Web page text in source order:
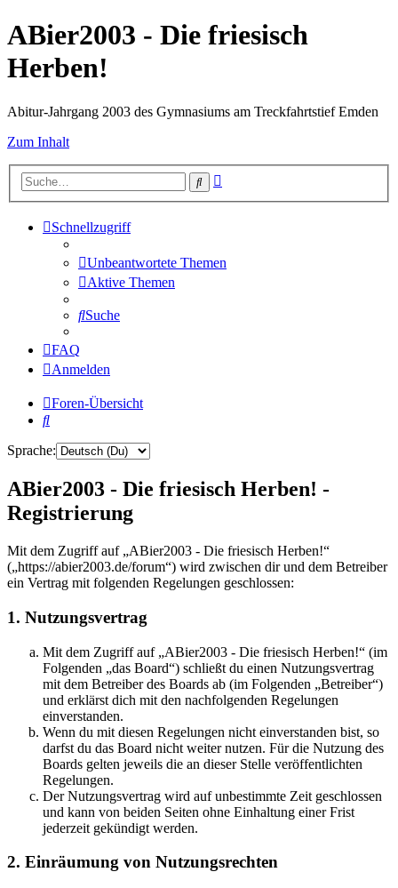
ABier2003 - Die friesisch
Herben!
Abitur-Jahrgang 2003 des Gymnasiums am Treckfahrtstief Emden
Zum Inhalt
Suche
Schnellzugriff
Unbeantwortete Themen
Aktive Themen
Suche
FAQ
Anmelden
Foren-Übersicht
Suche
Sprache:
ABier2003 - Die friesisch Herben! -
Registrierung
Mit dem Zugriff auf „ABier2003 - Die friesisch Herben!“
(„https://abier2003.de/forum“) wird zwischen dir und dem Betreiber
ein Vertrag mit folgenden Regelungen geschlossen:
1. Nutzungsvertrag
Mit dem Zugriff auf „ABier2003 - Die friesisch Herben!“ (im
Folgenden „das Board“) schließt du einen Nutzungsvertrag
mit dem Betreiber des Boards ab (im Folgenden „Betreiber“)
und erklärst dich mit den nachfolgenden Regelungen
einverstanden.
Wenn du mit diesen Regelungen nicht einverstanden bist, so
darfst du das Board nicht weiter nutzen. Für die Nutzung des
Boards gelten jeweils die an dieser Stelle veröffentlichten
Regelungen.
Der Nutzungsvertrag wird auf unbestimmte Zeit geschlossen
und kann von beiden Seiten ohne Einhaltung einer Frist
jederzeit gekündigt werden.
2. Einräumung von Nutzungsrechten